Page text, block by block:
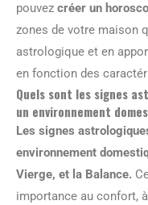
pouvez créer un
zones de votre maison
astrologique et en
en fonction des
Quels sont les signes
un environnement
Les signes
environnement
Vierge, et la Balance.
importance au confort,